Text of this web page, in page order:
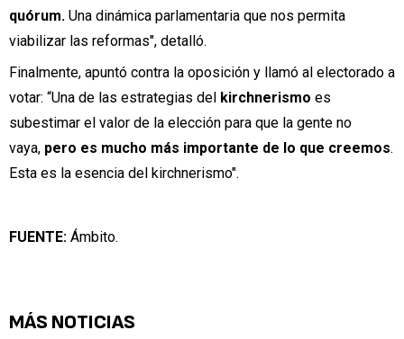
quórum. Una dinámica parlamentaria que nos permita
viabilizar las reformas", detalló.
Finalmente, apuntó contra la oposición y llamó al electorado a
votar: “Una de las estrategias del kirchnerismo es
subestimar el valor de la elección para que la gente no
vaya, pero es mucho más importante de lo que creemos.
Esta es la esencia del kirchnerismo".
FUENTE: Ámbito.
MÁS NOTICIAS